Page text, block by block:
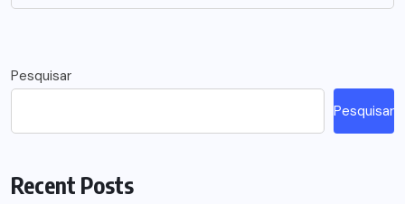
Pesquisar
Pesquisar
Recent Posts